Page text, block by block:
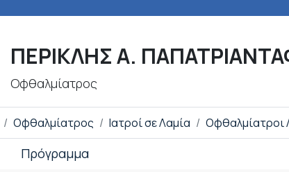
ΠΕΡΙΚΛΗΣ Α.
Οφθαλμίατρος
Οφθαλμίατρος Ιατροί σε Λαμία Οφθαλμίατροι
Πρόγραμμα